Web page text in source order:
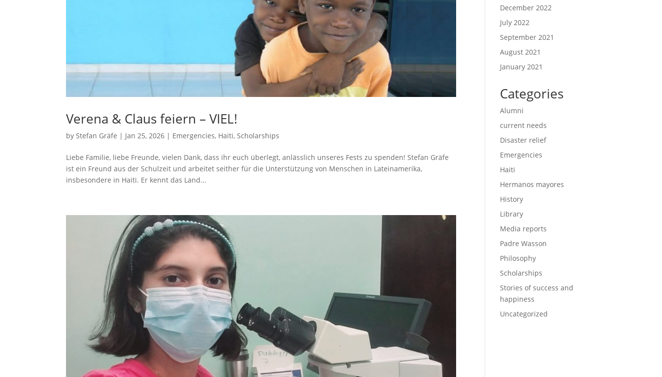
Verena & Claus feiern – VIEL!
by Stefan Gräfe | Jan 25, 2026 | Emergencies, Haiti, Scholarships
Liebe Familie, liebe Freunde, vielen Dank, dass ihr euch überlegt, anlässlich unseres Fests zu spenden! Stefan Gräfe
ist ein Freund aus der Schulzeit und arbeitet seither für die Unterstützung von Menschen in Lateinamerika,
insbesondere in Haiti. Er kennt das Land...
December 2022
July 2022
September 2021
August 2021
January 2021
Categories
Alumni
current needs
Disaster relief
Emergencies
Haiti
Hermanos mayores
History
Library
Media reports
Padre Wasson
Philosophy
Scholarships
Stories of success and
happiness
Uncategorized